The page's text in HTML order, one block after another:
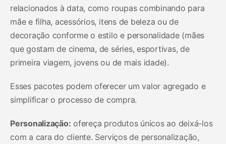
relacionados à data, como roupas combinando para
mãe e filha, acessórios, itens de beleza ou de
decoração conforme o estilo e personalidade (mães
que gostam de cinema, de séries, esportivas, de
primeira viagem, jovens ou de mais idade).
Esses pacotes podem oferecer um valor agregado e
simplificar o processo de compra.
Personalização: ofereça produtos únicos ao deixá-los
com a cara do cliente. Serviços de personalização,